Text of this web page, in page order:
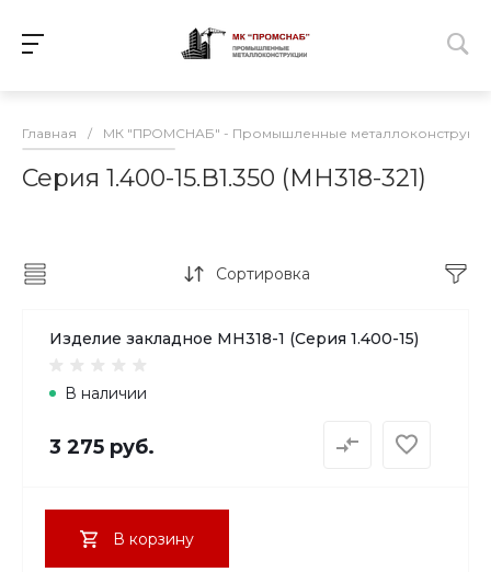
Главная / МК "ПРОМСНАБ" - Промышленные
Серия 1.400-15.В1.350 (МН318-321)
Сортировка
Изделие закладное МН318-1 (Серия 1.400-15)
В наличии
3 275 руб.
В корзину